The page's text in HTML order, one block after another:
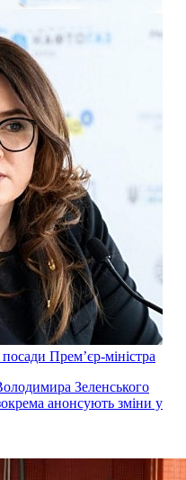
Прем’єр-міністра
Зеленського
анонсують зміни у